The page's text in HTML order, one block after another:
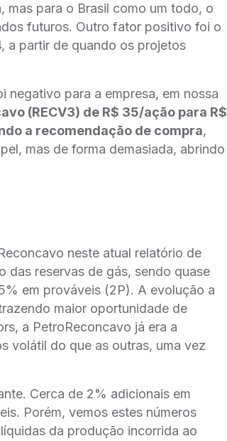
mas para o Brasil como um todo, o
futuros. Outro fator positivo foi o
a partir de quando os projetos
negativo para a empresa, em nossa
(RECV3) de R$ 35/ação para R$
a recomendação de compra,
mas de forma demasiada, abrindo
neste atual relatório de
das reservas de gás, sendo quase
em prováveis (2P). A evolução a
maior oportunidade de
a PetroReconcavo já era a
volátil do que as outras, uma vez
Cerca de 2% adicionais em
Porém, vemos estes números
da produção incorrida ao